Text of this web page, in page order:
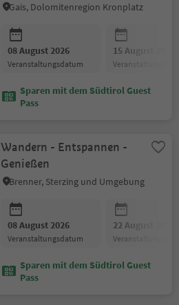
Gais, Dolomitenregion Kronplatz
08 August 2026
Veranstaltungsdatum
15 August 2026
Sparen mit dem Südtirol Guest
Pass
Wandern - Entspannen -
Genießen
Brenner, Sterzing und Umgebung
08 August 2026
Veranstaltungsdatum
22 August 2026
Sparen mit dem Südtirol Guest
Pass